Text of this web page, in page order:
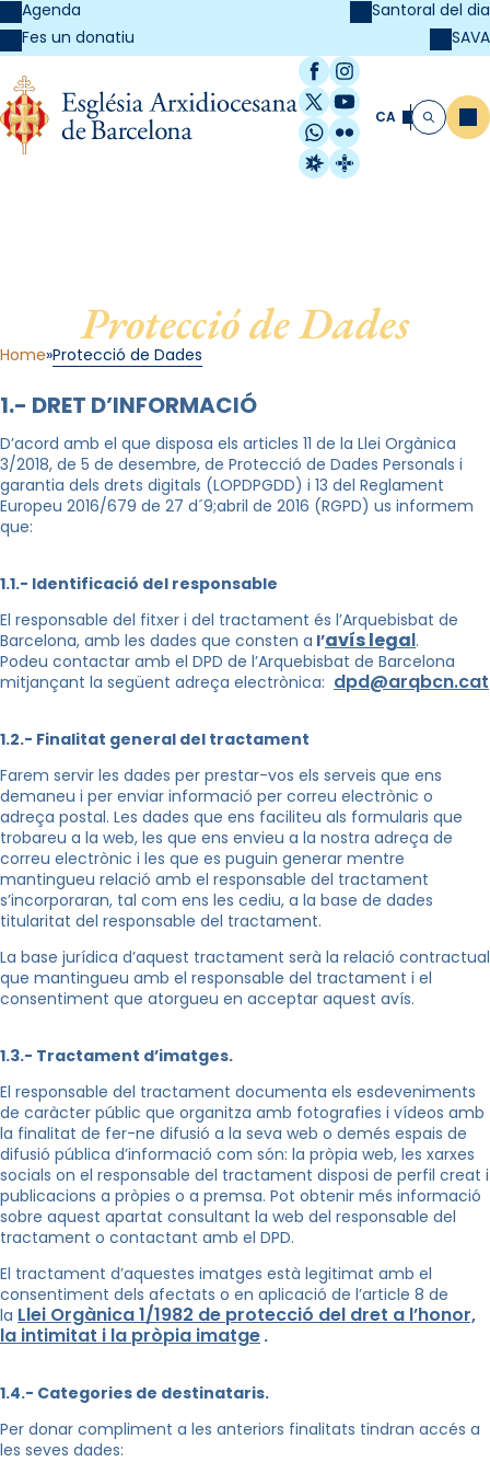
Agenda
Fes un donatiu
Santoral del dia
SAVA
Facebook
Instagram
X / Twitter
YouTube
WhatsApp
Flickr
Radio Estel
Catalunya
CA Cerca
Protecció de Dades
Home Protecció de Dades
1.- DRET D’INFORMACIÓ
D’acord amb el que disposa els articles 11 de la Llei Orgànica
3/2018, de 5 de desembre, de Protecció de Dades Personals i
garantia dels drets digitals (LOPDPGDD) i 13 del Reglament
Europeu 2016/679 de 27 d´9;abril de 2016 (RGPD) us informem
que:
1.1.- Identificació del responsable
El responsable del fitxer i del tractament és l’Arquebisbat de
Barcelona, amb les dades que consten a l’avís legal.
Podeu contactar amb el DPD de l’Arquebisbat de Barcelona
mitjançant la següent adreça electrònica: dpd@arqbcn.cat
1.2.- Finalitat general del tractament
Farem servir les dades per prestar-vos els serveis que ens
demaneu i per enviar informació per correu electrònic o
adreça postal. Les dades que ens faciliteu als formularis que
trobareu a la web, les que ens envieu a la nostra adreça de
correu electrònic i les que es puguin generar mentre
mantingueu relació amb el responsable del tractament
s’incorporaran, tal com ens les cediu, a la base de dades
titularitat del responsable del tractament.
La base jurídica d’aquest tractament serà la relació contractual
que mantingueu amb el responsable del tractament i el
consentiment que atorgueu en acceptar aquest avís.
1.3.- Tractament d’imatges.
El responsable del tractament documenta els esdeveniments
de caràcter públic que organitza amb fotografies i vídeos amb
la finalitat de fer-ne difusió a la seva web o demés espais de
difusió pública d’informació com són: la pròpia web, les xarxes
socials on el responsable del tractament disposi de perfil creat i
publicacions a pròpies o a premsa. Pot obtenir més informació
sobre aquest apartat consultant la web del responsable del
tractament o contactant amb el DPD.
El tractament d’aquestes imatges està legitimat amb el
consentiment dels afectats o en aplicació de l’article 8 de
la Llei Orgànica 1/1982 de protecció del dret a l’honor,
la intimitat i la pròpia imatge .
1.4.- Categories de destinataris.
Per donar compliment a les anteriors finalitats tindran accés a
les seves dades: